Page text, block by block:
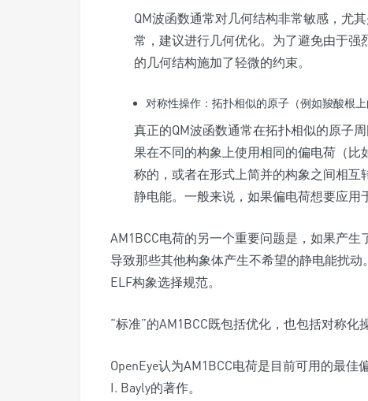
QM波函数通常对几何结构非常敏感，尤
常，建议进行几何优化。为了避免由于
的几何结构施加了轻微的约束。
对称性操作：拓扑相似的原子（例如羧酸根
真正的QM波函数通常在拓扑相似的原子
果在不同的构象上使用相同的偏电荷（
称的，或者在形式上简并的构象之间相互
静电能。一般来说，如果偏电荷想要应用
AM1BCC电荷的另一个重要问题是，如果产
导致那些其他构象体产生不希望的静电能扰
ELF构象选择规范。
“标准”的AM1BCC既包括优化，也包括对称化
OpenEye认为AM1BCC电荷是目前可用的最
I. Bayly的著作。